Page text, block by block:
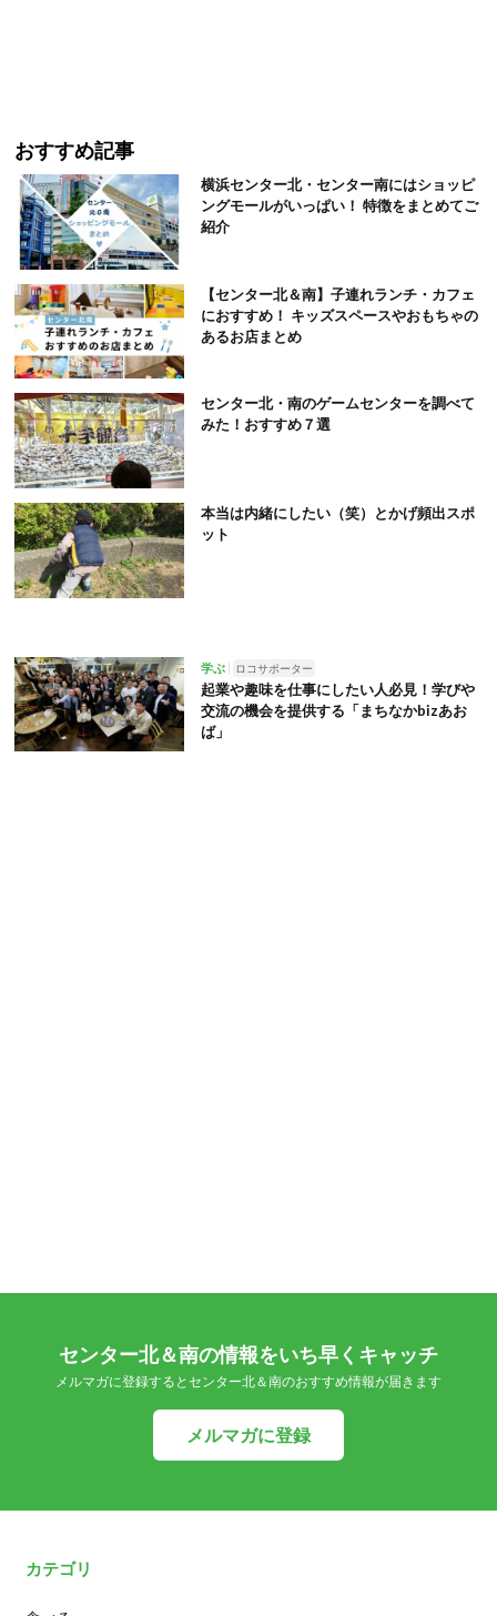
おすすめ記事
横浜センター北・センター南にはショッピ
ングモールがいっぱい！ 特徴をまとめてご
紹介
【センター北＆南】子連れランチ・カフェ
におすすめ！ キッズスペースやおもちゃの
あるお店まとめ
センター北・南のゲームセンターを調べて
みた！おすすめ７選
本当は内緒にしたい（笑）とかげ頻出スポ
ット
学ぶ ロコサポーター
起業や趣味を仕事にしたい人必見！学びや
交流の機会を提供する「まちなかbizあお
ば」
センター北＆南の情報をいち早くキャッチ
メルマガに登録するとセンター北＆南のおすすめ情報が届きます
メルマガに登録
カテゴリ